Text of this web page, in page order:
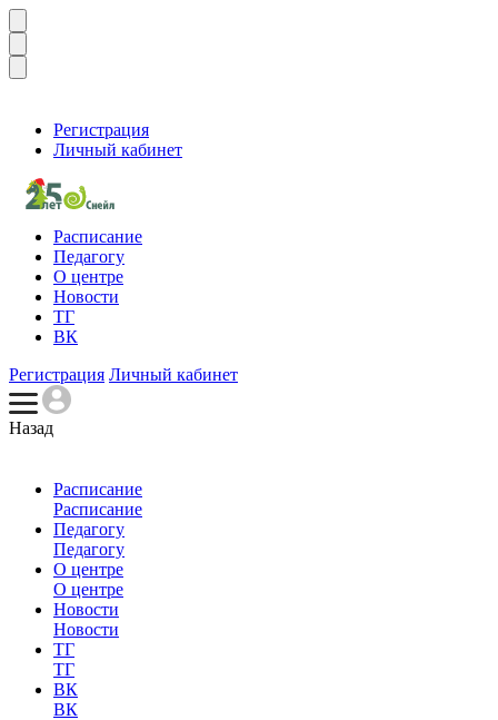
Регистрация
Личный кабинет
Расписание
Педагогу
О центре
Новости
ТГ
ВК
Регистрация Личный кабинет
Назад
Расписание
Расписание
Педагогу
Педагогу
О центре
О центре
Новости
Новости
ТГ
ТГ
ВК
ВК